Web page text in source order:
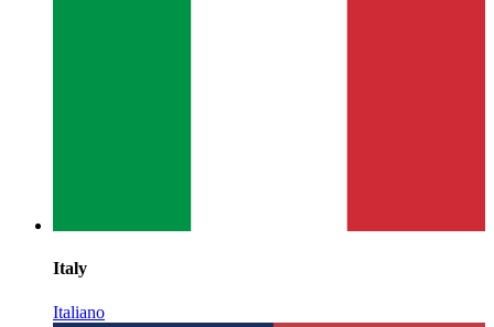
Italy
Italiano